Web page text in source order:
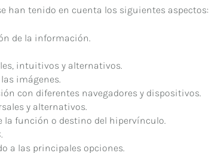
han tenido en cuenta los siguientes aspectos:
de la información.
intuitivos y alternativos.
imágenes.
con diferentes navegadores y dispositivos.
y alternativos.
la función o destino del hipervínculo.
a las principales opciones.